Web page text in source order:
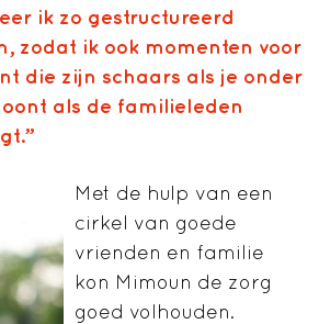
ik zo gestructureerd
zodat ik ook momenten voor
die zijn schaars als je onder
als de familieleden
Met de hulp van een
cirkel van goede
vrienden en familie
kon Mimoun de zorg
goed volhouden.